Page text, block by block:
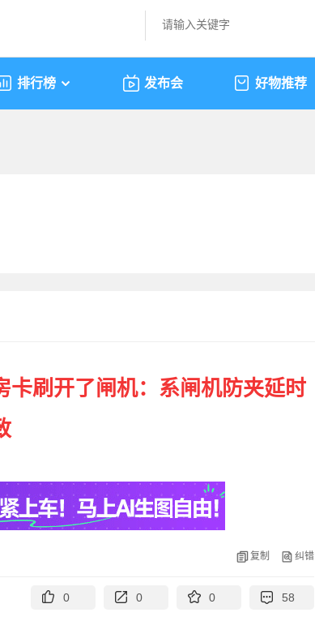
排行榜 发布会 好物推荐
卡刷开了闸机：系闸机防夹延时
复制 纠错
0 0 0 58